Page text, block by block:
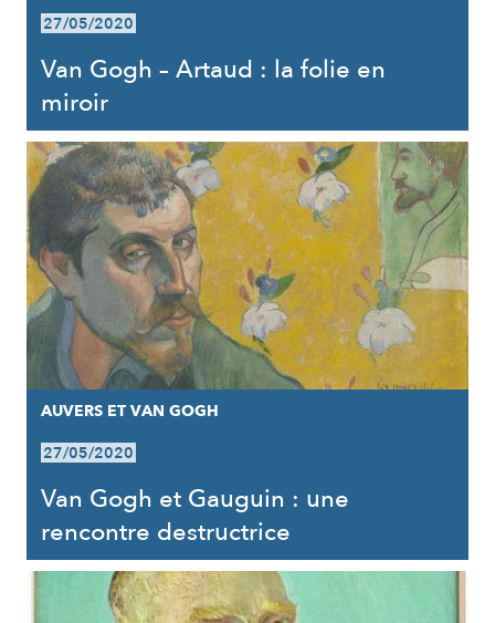
27/05/2020
Van Gogh – Artaud : la folie en
miroir
AUVERS ET VAN GOGH
27/05/2020
Van Gogh et Gauguin : une
rencontre destructrice